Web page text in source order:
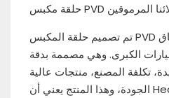
تم تصميم حلقة المكبس PVD باستخدام مواد ذات جودة ممتازة وتكنولوجيا متقدمة، تحت إشراف صارم من المتخصصين لدينا. يتم تطبيقها على نطاق
الكبرى. وهي مصممة بدقة
تكلفة المصنع، منتجات عالية
الجودة، وهذا المنتج يعني أن Hearten مجهز ببعض المرافق المتطورة التي تلبي المعيار الدولي. اتبع هدفًا طويل المدى لتقديم منتجات فائقة الجودة